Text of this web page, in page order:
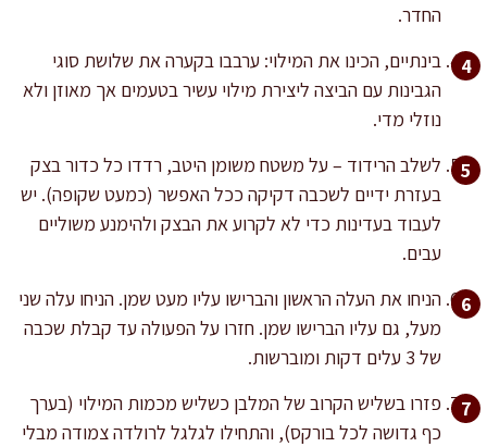
החדר.
בינתיים, הכינו את המילוי: ערבבו בקערה את שלושת סוגי
הגבינות עם הביצה ליצירת מילוי עשיר בטעמים אך מאוזן ולא
נוזלי מדי.
לשלב הרידוד – על משטח משומן היטב, רדדו כל כדור בצק
בעזרת ידיים לשכבה דקיקה ככל האפשר (כמעט שקופה). יש
לעבוד בעדינות כדי לא לקרוע את הבצק ולהימנע משוליים
עבים.
הניחו את העלה הראשון והברישו עליו מעט שמן. הניחו עלה שני
מעל, גם עליו הברישו שמן. חזרו על הפעולה עד קבלת שכבה
של 3 עלים דקות ומוברשות.
פזרו בשליש הקרוב של המלבן כשליש מכמות המילוי (בערך
כף גדושה לכל בורקס), והתחילו לגלגל לרולדה צמודה מבלי